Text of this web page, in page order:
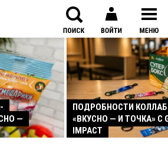
—
ПОДРОБНОСТИ
«ВКУСНО — И ТОЧКА» С
IMPACT